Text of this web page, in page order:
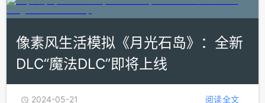
像素风生活模拟《月光石岛》：全新
DLC“魔法DLC”即将上线
 2024-05-21 阅读全文